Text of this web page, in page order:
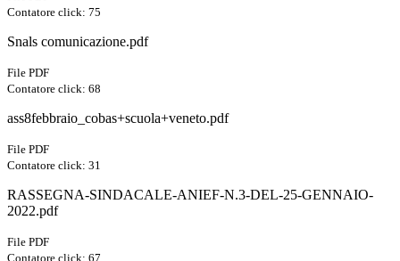
Contatore click: 75
Snals comunicazione.pdf
File PDF
Contatore click: 68
ass8febbraio_cobas+scuola+veneto.pdf
File PDF
Contatore click: 31
RASSEGNA-SINDACALE-ANIEF-N.3-DEL-25-GENNAIO-
2022.pdf
File PDF
Contatore click: 67